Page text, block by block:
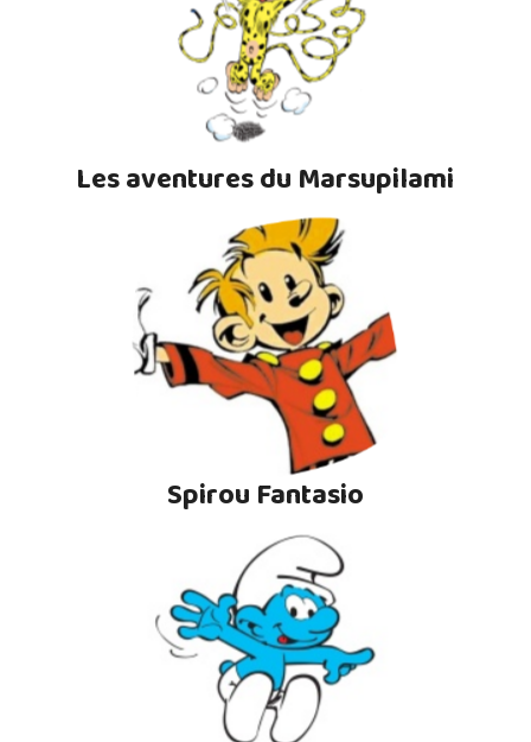
Les aventures du Marsupilami
Spirou Fantasio